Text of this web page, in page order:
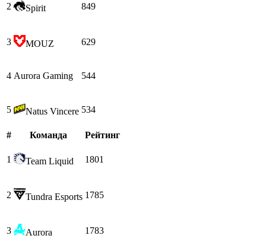
2 Spirit 849
3 MOUZ 629
4 Aurora Gaming 544
5 Natus Vincere 534
# Команда Рейтинг
1 Team Liquid 1801
2 Tundra Esports 1785
3 Aurora 1783